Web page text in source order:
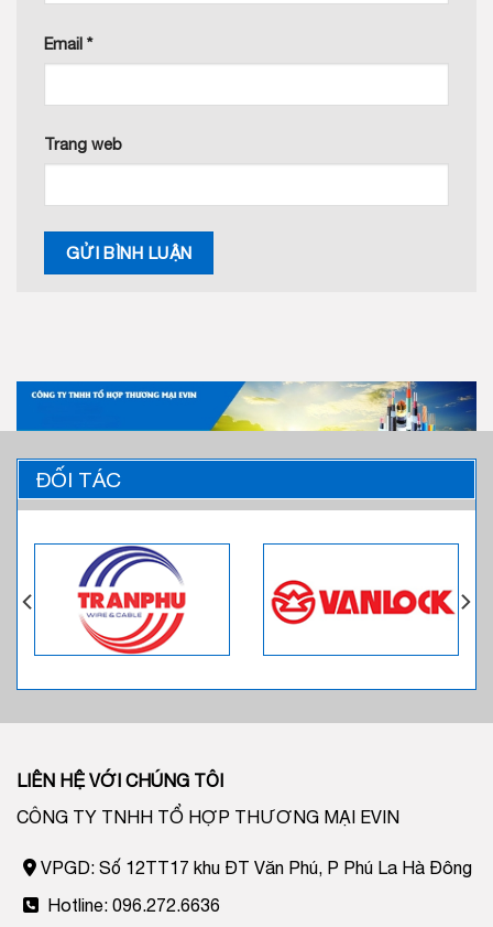
Email *
Trang web
ĐỐI TÁC
LIÊN HỆ VỚI CHÚNG TÔI
CÔNG TY TNHH TỔ HỢP THƯƠNG MẠI EVIN
VPGD: Số 12TT17 khu ĐT Văn Phú, P Phú La Hà Đông
Hotline: 096.272.6636